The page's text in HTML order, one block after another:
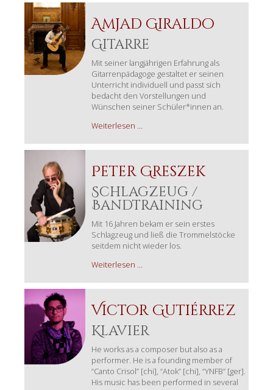
Amjad Giraldo
Gitarre
Mit seiner langjährigen Erfahrung als
Gitarrenpädagoge gestaltet er seinen
Unterricht individuell und passt sich
bedacht den Vorstellungen und
Wünschen seiner Schüler*innen an.
Weiterlesen …
Peter Greszek
Schlagzeug /
Bandtraining
Mit 16 Jahren bekam er sein erstes
Schlagzeug und ließ die Trommelstöcke
seitdem nicht wieder los.
Weiterlesen …
Victor Gutiérrez
Klavier
He works as a composer but also as a
performer. He is a founding member of
“Canto Crisol” [chi], “Atok” [chi], “YNFB” [ger].
His music has been performed in several